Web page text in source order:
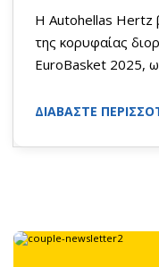
Η Autohellas Hertz
της κορυφαίας
EuroBasket 2025,
ΔΙΑΒΑΣΤΕ